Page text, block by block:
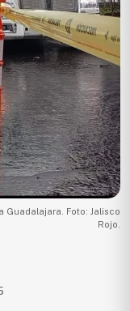
Guadalajara. Foto: Jalisco
Rojo.